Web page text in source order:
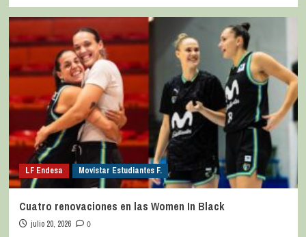
LF Endesa Movistar Estudiantes F.
Cuatro renovaciones en las Women In Black
julio 20, 2026 0